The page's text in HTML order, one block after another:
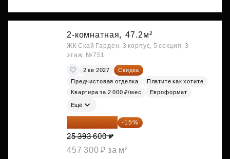
2-комнатная, 47.2м²
ЖК Скай Гарден, 3 корпус, 5 секция, 3
этаж, №751
2 кв 2027
Скидка
Предчистовая отделка
Платите как хотите
Квартира за 2 000 ₽/мес
Евроформат
Ещё
21 584 560 ₽ -15%
25 393 600 ₽
457 300 ₽ за м²